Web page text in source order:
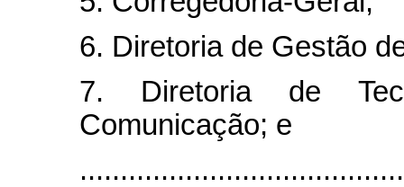
6. Diretoria de Gestão
7. Diretoria de
Comunicação; e